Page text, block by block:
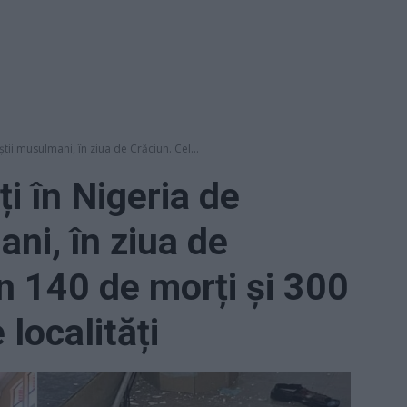
musulmani, în ziua de Crăciun. Cel...
în Nigeria de
în ziua de
140 de morți și 300
localități